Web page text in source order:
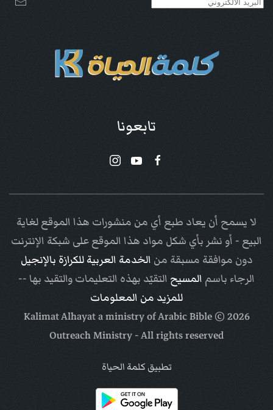
تابعونا
لا يسمح أن يعاد طبع أي من منشورات هذا الموقع لغاية
البيع - أو نشر بأي شكل مواد هذا الموقع على شبكة الإنترنت
دون موافقة مسبقة من الخدمة العربية للكرازة بالإنجيل
الرجاء باسم المسيح التقيّد بهذه التعليمات والتقيد بها --
للمزيد من المعلومات
2026
© Kalimat Alhayat a ministry of
Arabic Bible
Outreach Ministry- All rights reserved
تطبيق كلمة الحياة